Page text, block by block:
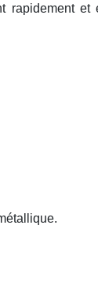
rapidement et